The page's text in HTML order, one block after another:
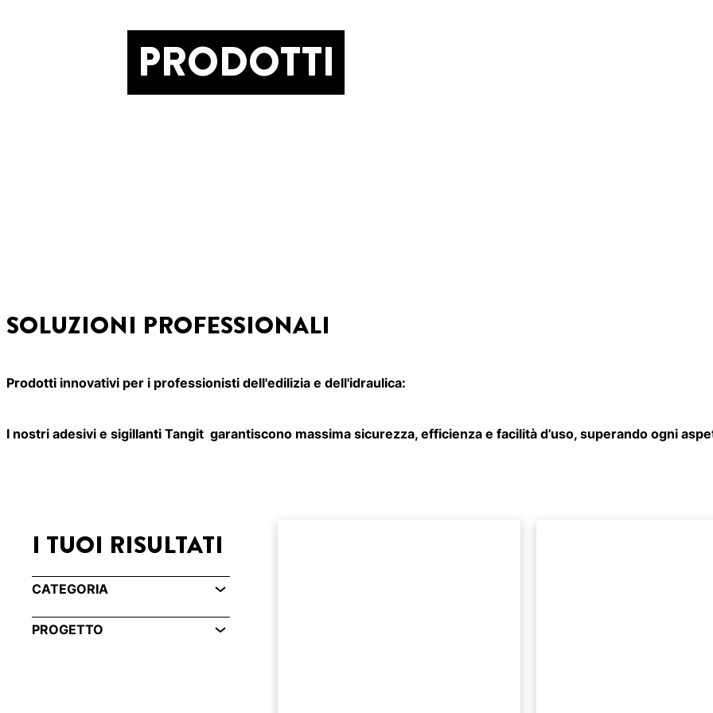
PRODOTTI
SOLUZIONI PROFESSIONALI
Prodotti innovativi per i professionisti dell'edilizia e dell'idraulica:
I nostri adesivi e sigillanti Tangit garantiscono massima sicurezza, efficienza e facilità d’uso, superando ogni
I TUOI RISULTATI
CATEGORIA
PROGETTO